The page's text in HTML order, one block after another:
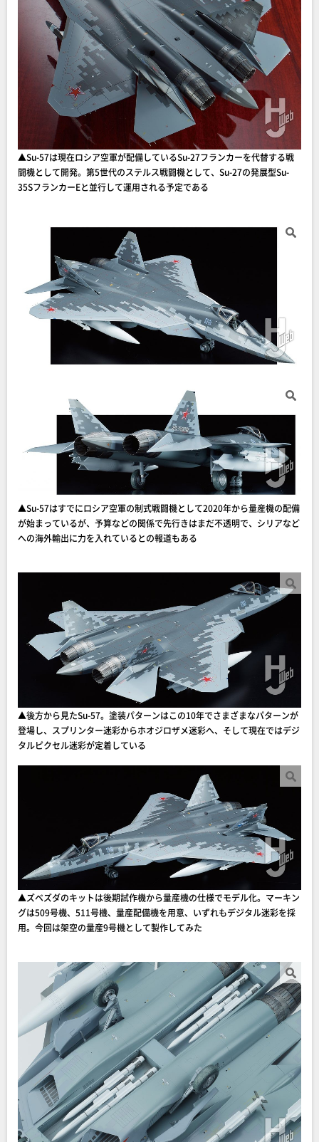
▲Su-57は現在ロシア空軍が配備しているSu-27フランカーを代替する戦
闘機として開発。第5世代のステルス戦闘機として、Su-27の発展型Su-
35SフランカーEと並行して運用される予定である
▲Su-57はすでにロシア空軍の制式戦闘機として2020年から量産機の配備
が始まっているが、予算などの関係で先行きはまだ不透明で、シリアなど
への海外輸出に力を入れているとの報道もある
▲後方から見たSu-57。塗装パターンはこの10年でさまざまなパターンが
登場し、スプリンター迷彩からホオジロザメ迷彩へ、そして現在ではデジ
タルピクセル迷彩が定着している
▲ズベズダのキットは後期試作機から量産機の仕様でモデル化。マーキン
グは509号機、511号機、量産配備機を用意、いずれもデジタル迷彩を採
用。今回は架空の量産9号機として製作してみた